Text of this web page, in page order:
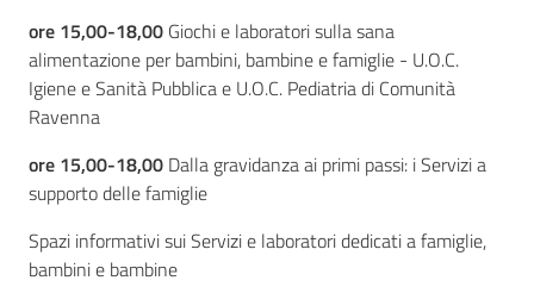
ore 15,00-18,00 Giochi e laboratori sulla sana
alimentazione per bambini, bambine e famiglie - U.O.C.
Igiene e Sanità Pubblica e U.O.C. Pediatria di Comunità
Ravenna
ore 15,00-18,00 Dalla gravidanza ai primi passi: i Servizi a
supporto delle famiglie
Spazi informativi sui Servizi e laboratori dedicati a famiglie,
bambini e bambine